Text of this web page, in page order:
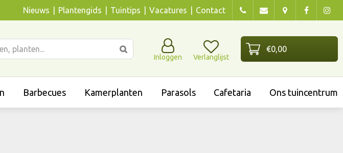
Nieuws Plantengids Tuintips Vacatures Contact
Inloggen Verlanglijst
Barbecues Kamerplanten Parasols Cafetaria Ons tuincentrum